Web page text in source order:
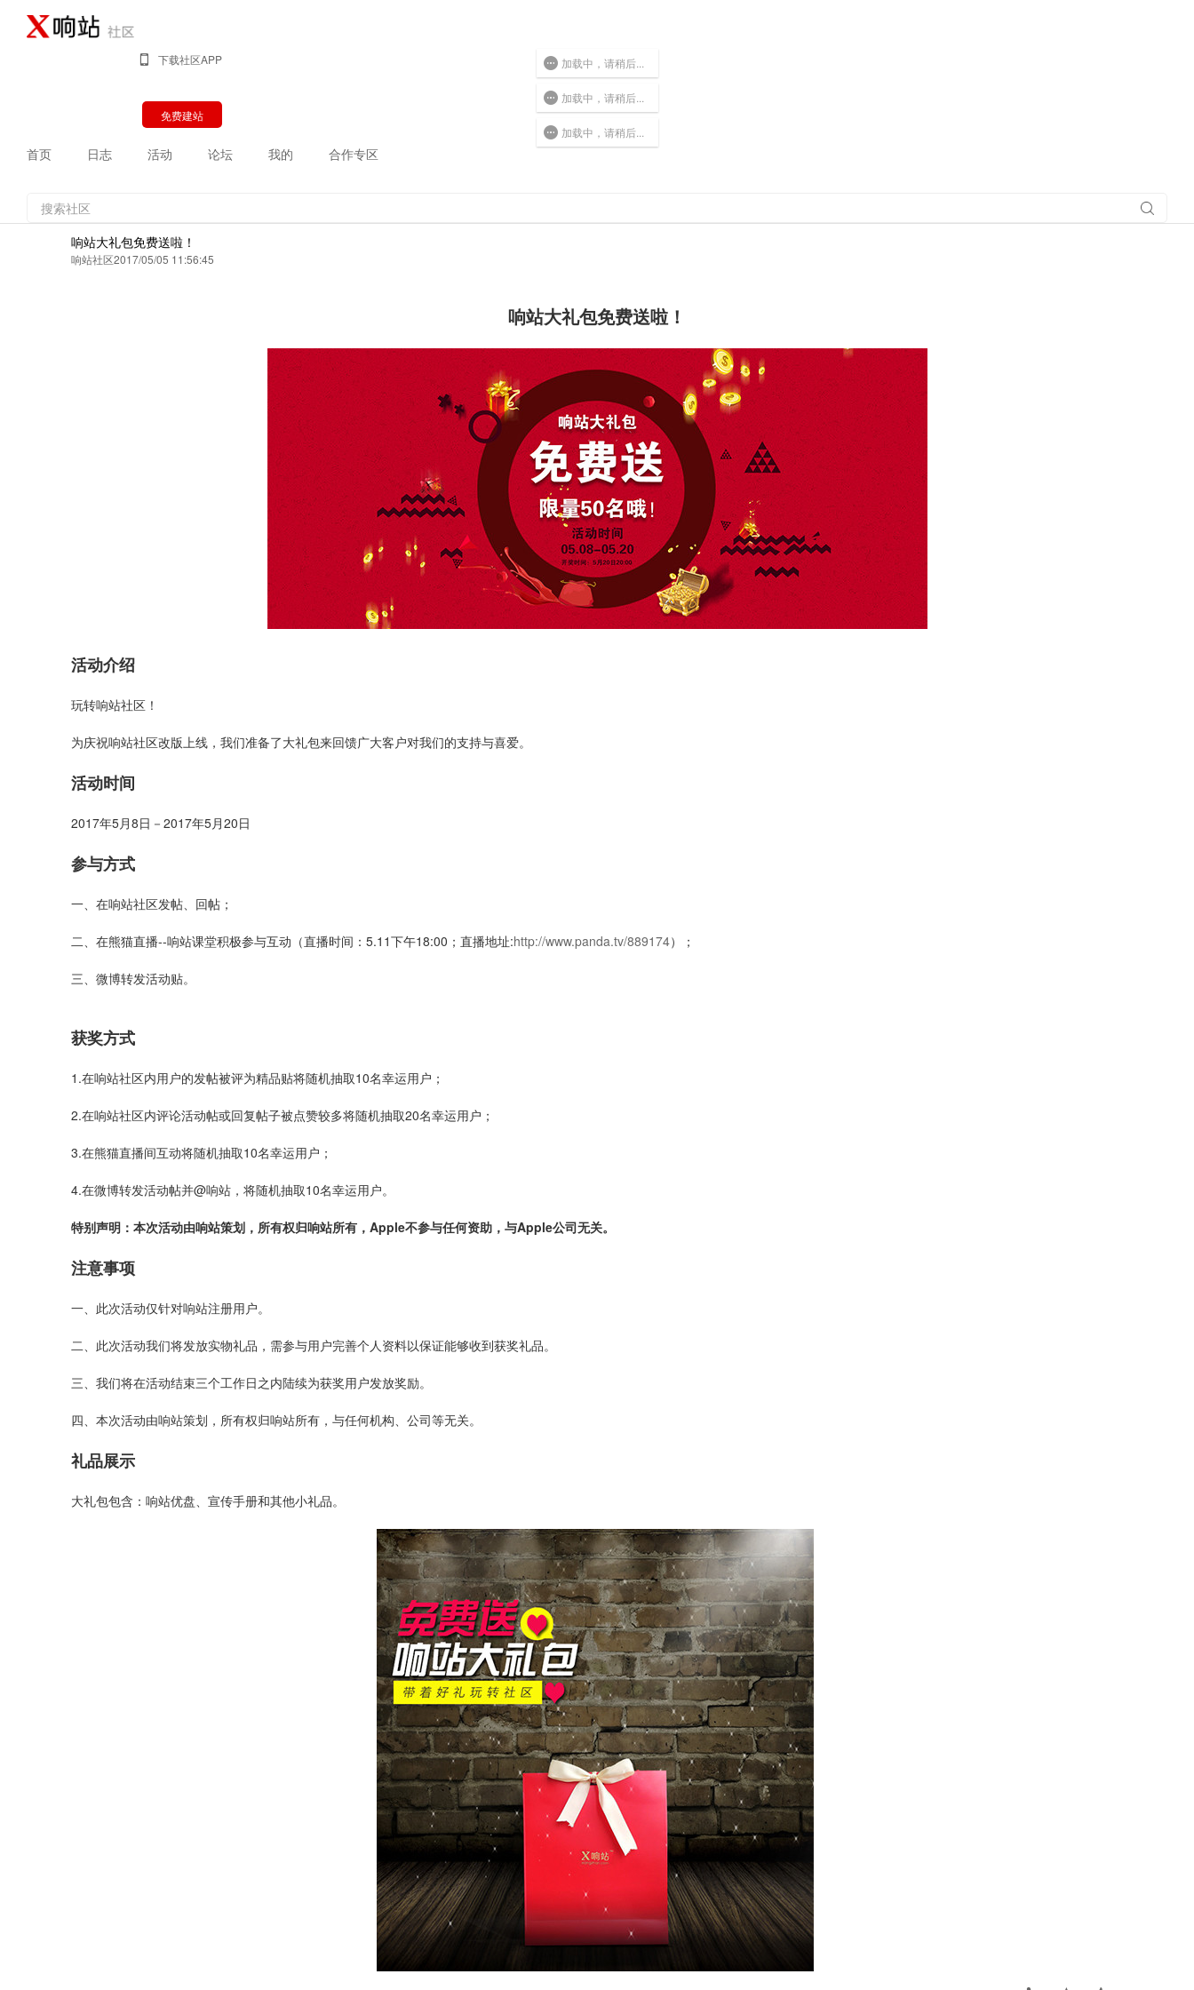
下载社区APP
免费建站
首页 日志 活动 论坛 我的 合作专区
搜索社
响站大礼包免费送啦！
响站社区2017/05/05 11:56:45
响站大礼包免费送啦！
活动介绍
玩转响站社区！
为庆祝响站社区改版上线，我们准备了大礼包来回馈广大客户对我们的支持与喜爱。
活动时间
2017年5月8日－2017年5月20日
参与方式
一、在响站社区发帖、回帖；
二、在熊猫直播--响站课堂积极参与互动（直播时间：5.11下午18:00；直播地址:http://www.panda.tv/889174）；
三、微博转发活动贴。
获奖方式
1.在响站社区内用户的发帖被评为精品贴将随机抽取10名幸运用户；
2.在响站社区内评论活动帖或回复帖子被点赞较多将随机抽取20名幸运用户；
3.在熊猫直播间互动将随机抽取10名幸运用户；
4.在微博转发活动帖并@响站，将随机抽取10名幸运用户。
特别声明：本次活动由响站策划，所有权归响站所有，Apple不参与任何资助，与Apple公司无关。
注意事项
一、此次活动仅针对响站注册用户。
二、此次活动我们将发放实物礼品，需参与用户完善个人资料以保证能够收到获奖礼品。
三、我们将在活动结束三个工作日之内陆续为获奖用户发放奖励。
四、本次活动由响站策划，所有权归响站所有，与任何机构、公司等无关。
礼品展示
大礼包包含：响站优盘、宣传手册和其他小礼品。
加载中，请稍后...
加载中，请稍后...
加载中，请稍后...